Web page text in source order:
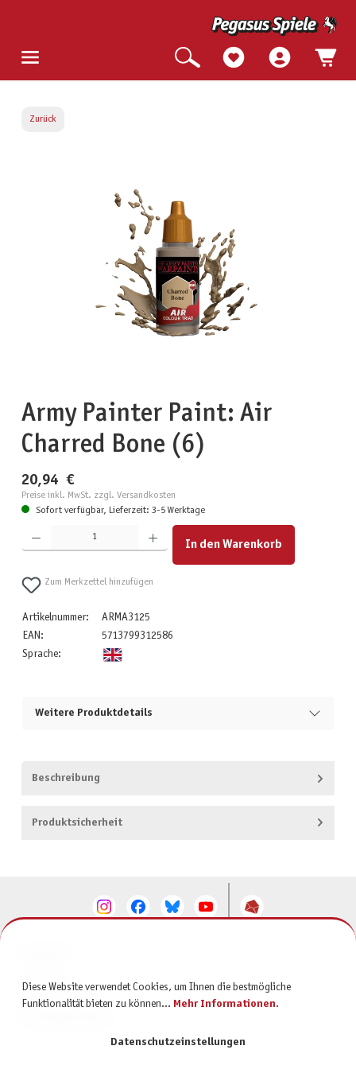
Zurück
Army Painter Paint: Air
Charred Bone (6)
20,94 €
Preise inkl. MwSt. zzgl. Versandkosten
Sofort verfügbar, Lieferzeit: 3-5 Werktage
Produkt Anzahl: Gib den gewünschten Wert ein oder benutze die Schaltflächen um die Anzahl zu
In den Warenkorb
Zum Merkzettel hinzufügen
Artikelnummer:
ARMA3125
EAN:
5713799312586
Sprache:
Weitere Produktdetails
Beschreibung
Produktsicherheit
SERVICE
Diese Website verwendet Cookies, um Ihnen die bestmögliche
Funktionalität bieten zu können... Mehr Informationen.
Datenschutzeinstellungen